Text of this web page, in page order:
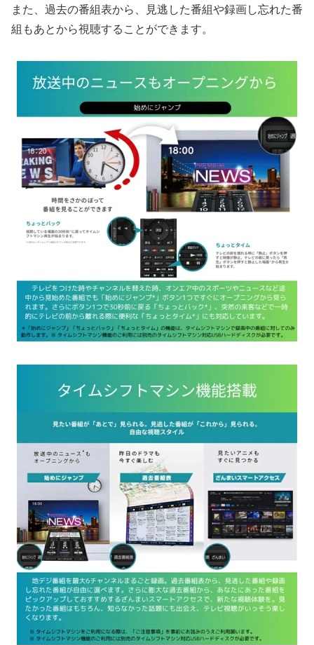
また、過去の番組表から、見逃した番組や録画し忘れた番
組もあとから視聴することができます。